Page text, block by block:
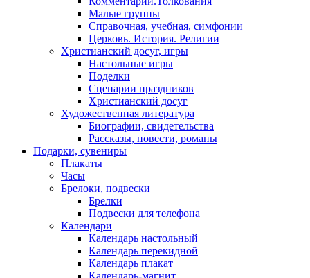
Малые группы
Справочная, учебная, симфонии
Церковь. История. Религии
Христианский досуг, игры
Настольные игры
Поделки
Сценарии праздников
Христианский досуг
Художественная литература
Биографии, свидетельства
Рассказы, повести, романы
Подарки, сувениры
Плакаты
Часы
Брелоки, подвески
Брелки
Подвески для телефона
Календари
Календарь настольный
Календарь перекидной
Календарь плакат